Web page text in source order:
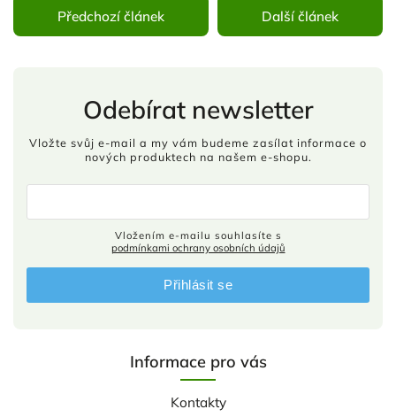
Předchozí článek Další článek
Informace pro vás
Kontakty
Odebírat newsletter
Vložte svůj e-mail a my vám budeme zasílat informace o
nových produktech na našem e-shopu.
podmínkami ochrany osobních údajů
Přihlásit se